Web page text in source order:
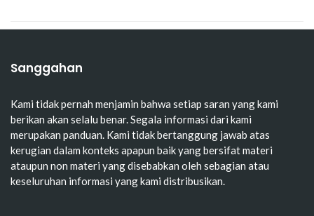
Sanggahan
Kami tidak pernah menjamin bahwa setiap saran yang kami
berikan akan selalu benar. Segala informasi dari kami
merupakan panduan. Kami tidak bertanggung jawab atas
kerugian dalam konteks apapun baik yang bersifat materi
ataupun non materi yang disebabkan oleh sebagian atau
keseluruhan informasi yang kami distribusikan.